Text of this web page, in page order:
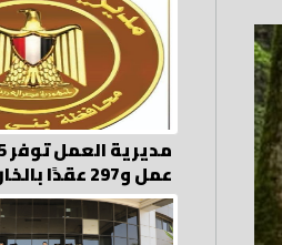
عمل و297 عقدًا بالخارج